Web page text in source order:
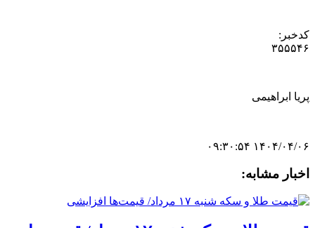
کدخبر:
۳۵۵۵۴۶
پریا ابراهیمی
۱۴۰۴/۰۴/۰۶ ۰۹:۳۰:۵۴
اخبار مشابه: